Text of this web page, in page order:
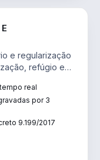
e regularização
refúgio e
real
por 3
9.199/2017